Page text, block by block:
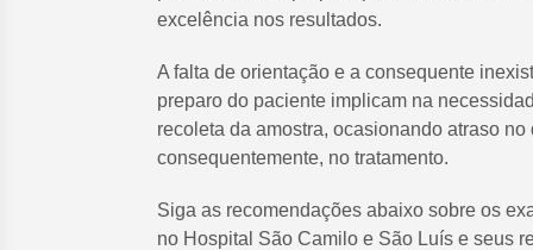
excelência nos resultados.
A falta de orientação e a consequente
preparo do paciente implicam na
recoleta da amostra, ocasionando atraso no
consequentemente, no tratamento.
Siga as recomendações abaixo sobre os
no Hospital São Camilo e São Luís e seus